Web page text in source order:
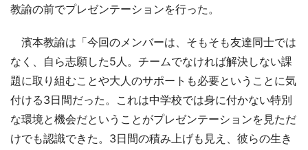
教諭の前でプレゼンテーションを行った。
濱本教諭は「今回のメンバーは、そもそも友達同士では
なく、自ら志願した5人。チームでなければ解決しない課
題に取り組むことや大人のサポートも必要ということに気
付ける3日間だった。これは中学校では身に付かない特別
な環境と機会だということがプレゼンテーションを見ただ
けでも認識できた。3日間の積み上げも見え、彼らの生き